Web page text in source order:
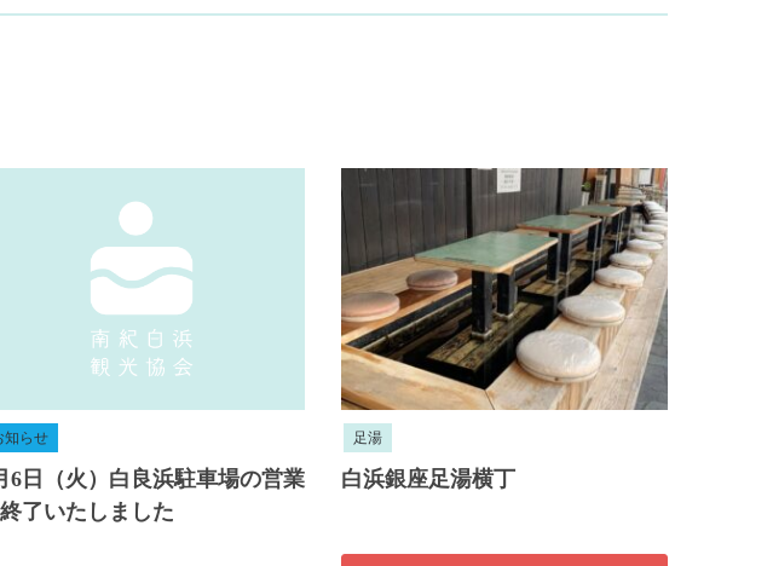
知らせ
6日（火）白良浜駐車場の営業
了いたしました
足湯
白浜銀座足湯横丁